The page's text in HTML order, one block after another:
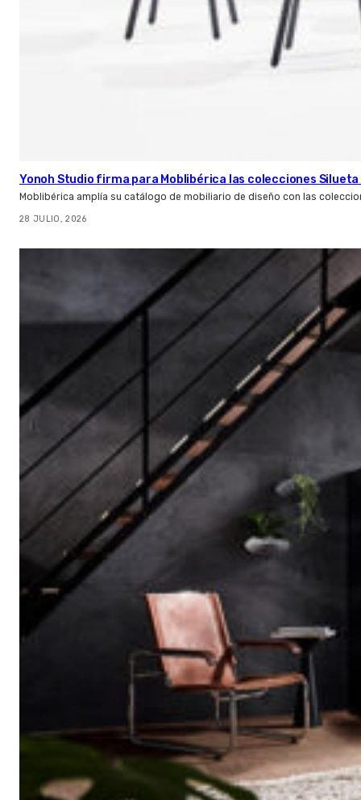
Yonoh Studio firma para Moblibérica las colecciones Silueta
Moblibérica amplía su catálogo de mobiliario de diseño con las
28 JULIO, 2026